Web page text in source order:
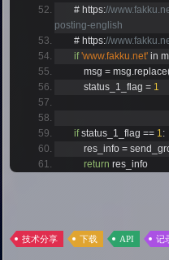
# https://
posting-english
# https://
if 'www.fakku.net' in
            msg
= msg.replace
            status_1_flag
= 1
if status_1_flag == 1:
            res_info
=
return res_info
技术分享 下载 API 记